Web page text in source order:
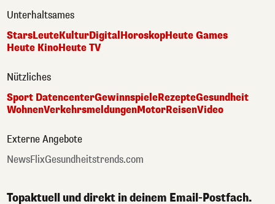
Unterhaltsames
StarsLeuteKulturDigital HoroskopHeute Games
Heute KinoHeute TV
Nützliches
Sport DatencenterGewinnspieleRezepteGesundheit
WohnenVerkehrsmeldungenMotorReisenVideo
Externe Angebote
NewsFlixGesundheitstrends.com
Topaktuell und direkt in deinem Email-Postfach.